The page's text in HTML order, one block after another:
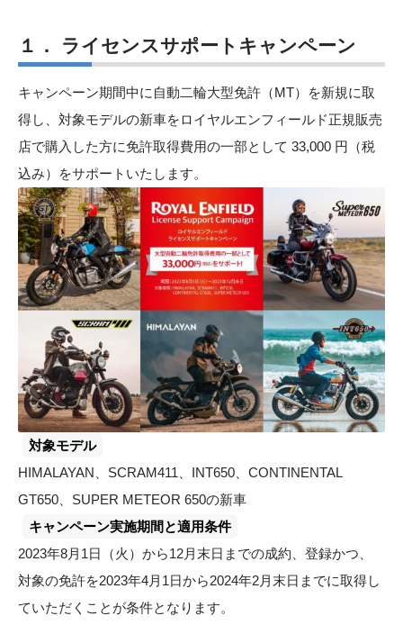
１． ライセンスサポートキャンペーン
キャンペーン期間中に自動二輪大型免許（MT）を新規に取
得し、対象モデルの新車をロイヤルエンフィールド正規販売
店で購入した方に免許取得費用の一部として 33,000 円（税
込み）をサポートいたします。
対象モデル
HIMALAYAN、SCRAM411、INT650、CONTINENTAL
GT650、SUPER METEOR 650の新車
キャンペーン実施期間と適用条件
2023年8月1日（火）から12月末日までの成約、登録かつ、
対象の免許を2023年4月1日から2024年2月末日までに取得し
ていただくことが条件となります。